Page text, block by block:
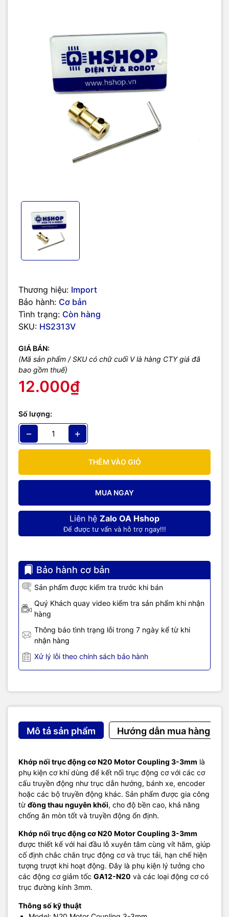
Thương hiệu: Import
Bảo hành: Cơ bản
Tình trạng: Còn hàng
SKU: HS2313V
GIÁ BÁN:
(Mã sản phẩm / SKU có chữ cuối V là hàng CTY giá đã
bao gồm thuế)
12.000₫
Số lượng:
− +
THÊM VÀO GIỎ
MUA NGAY
Liên hệ Zalo OA Hshop
Để được tư vấn và hỗ trợ ngay!!!
Bảo hành cơ bản
Sản phẩm được kiểm tra trước khi bán
Quý Khách quay video kiểm tra sản phẩm khi nhận
hàng
Thông báo tình trạng lỗi trong 7 ngày kể từ khi
nhận hàng
Xử lý lỗi theo chính sách bảo hành
Mô tả sản phẩm Hướng dẫn mua hàng
Khớp nối trục động cơ N20 Motor Coupling 3-3mm là
phụ kiện cơ khí dùng để kết nối trục động cơ với các cơ
cấu truyền động như trục dẫn hướng, bánh xe, encoder
hoặc các bộ truyền động khác. Sản phẩm được gia công
từ đồng thau nguyên khối, cho độ bền cao, khả năng
chống ăn mòn tốt và truyền động ổn định.
Khớp nối trục động cơ N20 Motor Coupling 3-3mm
được thiết kế với hai đầu lỗ xuyên tâm cùng vít hãm, giúp
cố định chắc chắn trục động cơ và trục tải, hạn chế hiện
tượng trượt khi hoạt động. Đây là phụ kiện lý tưởng cho
các động cơ giảm tốc GA12-N20 và các loại động cơ có
trục đường kính 3mm.
Thông số kỹ thuật